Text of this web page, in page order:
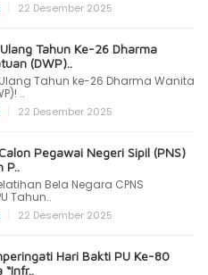
22 Desember 2025
Tahun Ke-26 Dharma
(DWP)..
Tahun ke-26 Dharma Wanita
..
22 Desember 2025
Pegawai Negeri Sipil (PNS)
P..
Bela Negara CPNS
Tahun..
22 Desember 2025
Hari Bakti PU Ke-80
“Infr..